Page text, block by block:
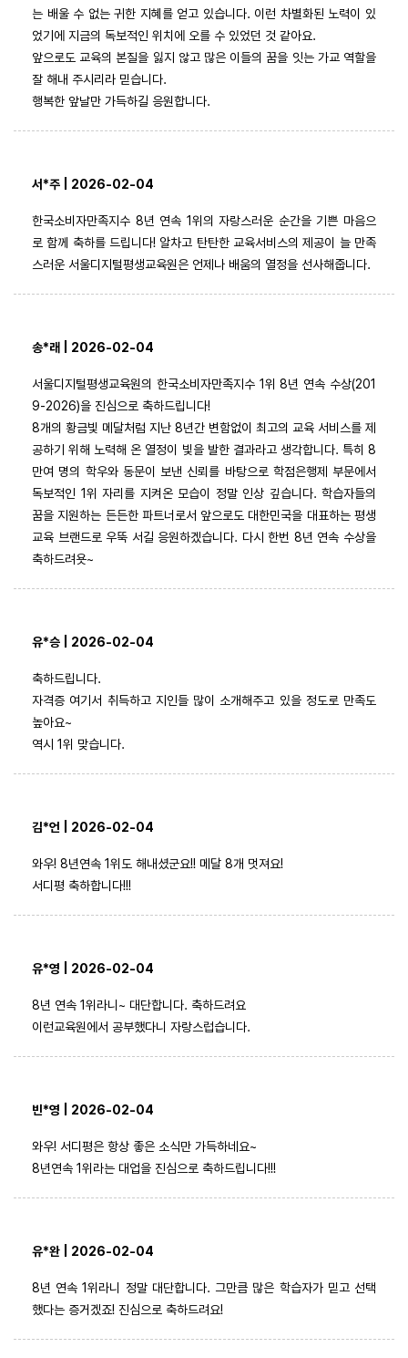
는 배울 수 없는 귀한 지혜를 얻고 있습니다. 이런 차별화된 노력이 있
었기에 지금의 독보적인 위치에 오를 수 있었던 것 같아요.
앞으로도 교육의 본질을 잃지 않고 많은 이들의 꿈을 잇는 가교 역할을
잘 해내 주시리라 믿습니다.
행복한 앞날만 가득하길 응원합니다.
서*주 | 2026-02-04
한국소비자만족지수 8년 연속 1위의 자랑스러운 순간을 기쁜 마음으
로 함께 축하를 드립니다! 알차고 탄탄한 교육서비스의 제공이 늘 만족
스러운 서울디지털평생교육원은 언제나 배움의 열정을 선사해줍니다.
송*래 | 2026-02-04
서울디지털평생교육원의 한국소비자만족지수 1위 8년 연속 수상(201
9-2026)을 진심으로 축하드립니다!
8개의 황금빛 메달처럼 지난 8년간 변함없이 최고의 교육 서비스를 제
공하기 위해 노력해 온 열정이 빛을 발한 결과라고 생각합니다. 특히 8
만여 명의 학우와 동문이 보낸 신뢰를 바탕으로 학점은행제 부문에서
독보적인 1위 자리를 지켜온 모습이 정말 인상 깊습니다. 학습자들의
꿈을 지원하는 든든한 파트너로서 앞으로도 대한민국을 대표하는 평생
교육 브랜드로 우뚝 서길 응원하겠습니다. 다시 한번 8년 연속 수상을
축하드려욧~
유*승 | 2026-02-04
축하드립니다.
자격증 여기서 취득하고 지인들 많이 소개해주고 있을 정도로 만족도
높아요~
역시 1위 맞습니다.
김*언 | 2026-02-04
와우! 8년연속 1위도 해내셨군요!! 메달 8개 멋져요!
서디평 축하합니다!!!
유*영 | 2026-02-04
8년 연속 1위라니~ 대단합니다. 축하드려요
이런교육원에서 공부했다니 자랑스럽습니다.
빈*영 | 2026-02-04
와우! 서디평은 항상 좋은 소식만 가득하네요~
8년연속 1위라는 대업을 진심으로 축하드립니다!!!
유*완 | 2026-02-04
8년 연속 1위라니 정말 대단합니다. 그만큼 많은 학습자가 믿고 선택
했다는 증거겠죠! 진심으로 축하드려요!